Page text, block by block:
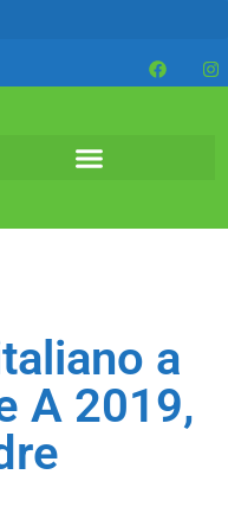
a
A 2019,